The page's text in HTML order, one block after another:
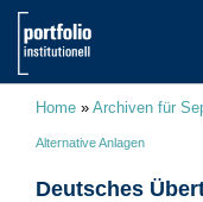
Home » Archiven für
Alternative Anlagen
Deutsches